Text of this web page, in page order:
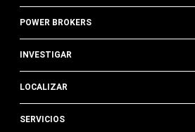
POWER BROKERS
INVESTIGAR
LOCALIZAR
SERVICIOS